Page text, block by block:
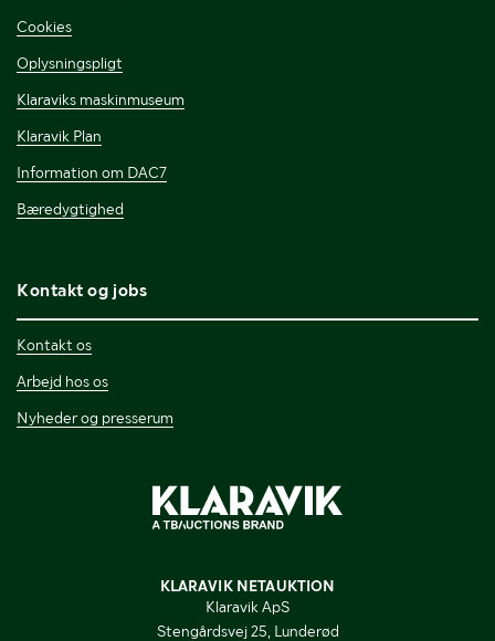
Cookies
Oplysningspligt
Klaraviks maskinmuseum
Klaravik Plan
Information om DAC7
Bæredygtighed
Kontakt og jobs
Kontakt os
Arbejd hos os
Nyheder og presserum
KLARAVIK NETAUKTION
Klaravik ApS
Stengårdsvej 25, Lunderød